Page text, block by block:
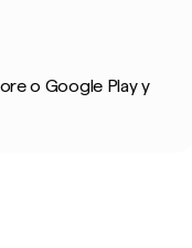
o Google Play y